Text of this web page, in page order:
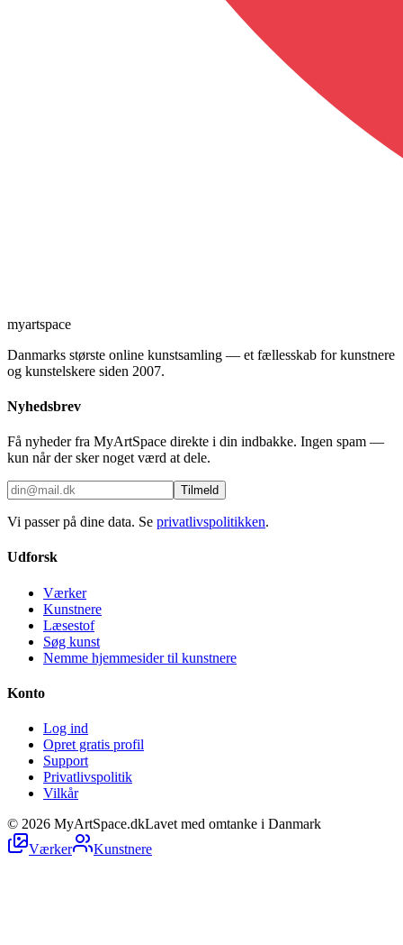
myartspace
Danmarks største online kunstsamling — et fællesskab for kunstnere
og kunstelskere siden 2007.
Nyhedsbrev
Få nyheder fra MyArtSpace direkte i din indbakke. Ingen spam —
kun når der sker noget værd at dele.
Tilmeld
Vi passer på dine data. Se privatlivspolitikken.
Udforsk
Værker
Kunstnere
Læsestof
Søg kunst
Nemme hjemmesider til kunstnere
Konto
Log ind
Opret gratis profil
Support
Privatlivspolitik
Vilkår
© 2026 MyArtSpace.dkLavet med omtanke i Danmark
Værker
Kunstnere